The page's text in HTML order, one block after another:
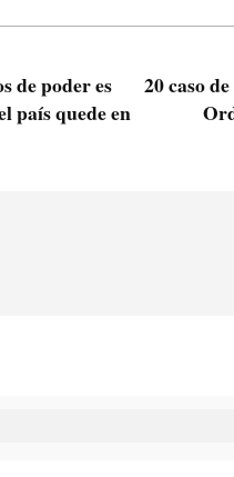
de poder es
país quede en
20 caso